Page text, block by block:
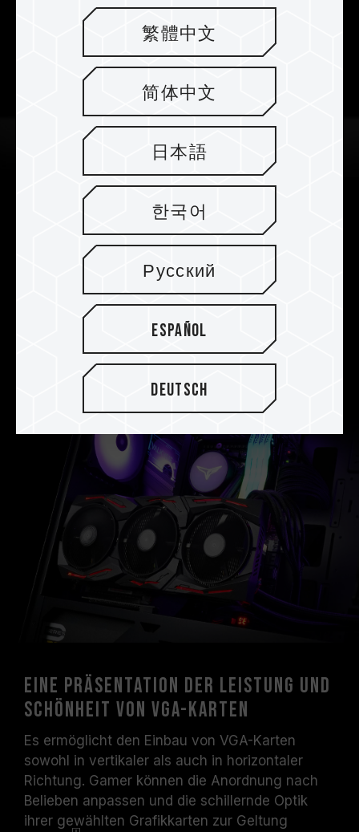
Unbegrenzte Platzausnutzung, wie
Sie es wünschen
Es unterstützt E-ATX-Motherboards (12" x 13" )
und ermöglicht fortschrittliche
Systeminstallationen, bei denen mehrere 3,5"
/2,5" -Speichergeräte gleichzeitig eingebaut
werden können, um die Erweiterbarkeit zu
Eine Präsentation der Leistung und
Schönheit von VGA-Karten
Es ermöglicht den Einbau von VGA-Karten
sowohl in vertikaler als auch in horizontaler
Richtung. Gamer können die Anordnung nach
Belieben anpassen und die schillernde Optik
ihrer gewählten Grafikkarten zur Geltung
繁體中文
简体中文
日本語
한국어
Русский
Español
Deutsch